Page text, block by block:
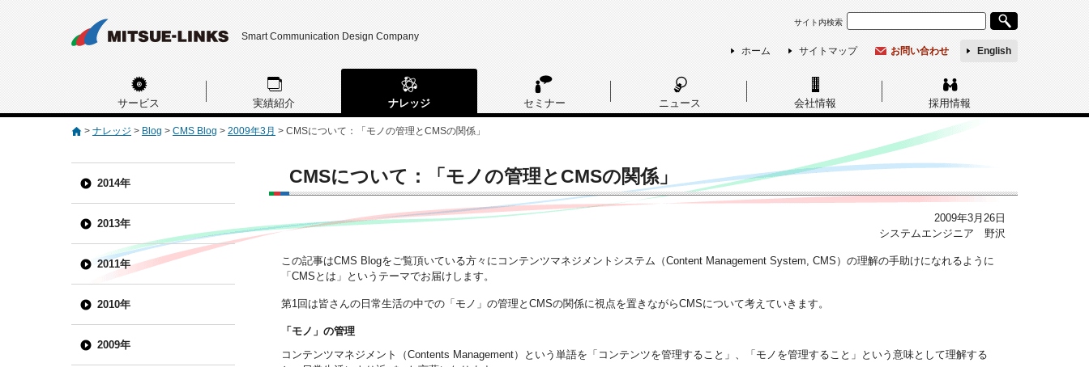
Smart Communication Design Company
サイト内検索
ホーム サイトマップ お問い合わせ English
サービス 実績紹介 ナレッジ セミナー ニュース 会社情報 採用情報
> ナレッジ > Blog > CMS Blog > 2009年3月 > CMSについて：「モノの管理とCMSの関係」
CMSについて：「モノの管理とCMSの関係」
2009年3月26日
システムエンジニア 野沢
この記事はCMS Blogをご覧頂いている方々にコンテンツマネジメントシステム（Content Management System, CMS）の理解の手助けになれるように
「CMSとは」というテーマでお届けします。
第1回は皆さんの日常生活の中での「モノ」の管理とCMSの関係に視点を置きながらCMSについて考えていきます。
「モノ」の管理
コンテンツマネジメント（Contents Management）という単語を「コンテンツを管理すること」、「モノを管理すること」という意味として理解する
2014年
2013年
2011年
2010年
2009年